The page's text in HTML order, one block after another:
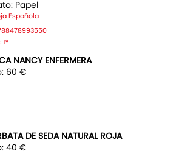
Papel
Española
1ª
NANCY ENFERMERA
60 €
DE SEDA NATURAL ROJA
40 €